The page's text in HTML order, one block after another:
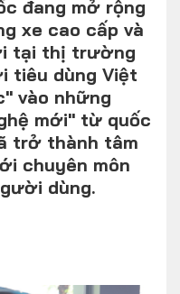
đang mở rộng
xe cao cấp và
tại thị trường
tiêu dùng Việt
vào những
mới" từ quốc
trở thành tâm
chuyên môn
dùng.